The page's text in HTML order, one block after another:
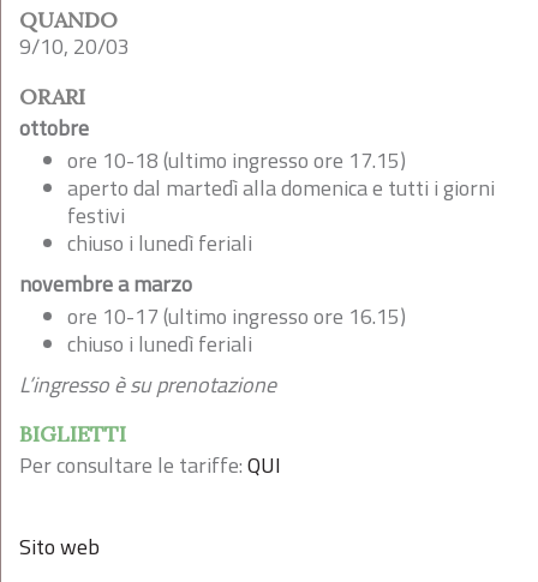
QUANDO
9/10, 20/03
ORARI
ottobre
ore 10-18 (ultimo ingresso ore 17.15)
aperto dal martedì alla domenica e tutti i giorni
festivi
chiuso i lunedì feriali
novembre a marzo
ore 10-17 (ultimo ingresso ore 16.15)
chiuso i lunedì feriali
L’ingresso è su prenotazione
BIGLIETTI
Per consultare le tariffe:QUI
Sito web